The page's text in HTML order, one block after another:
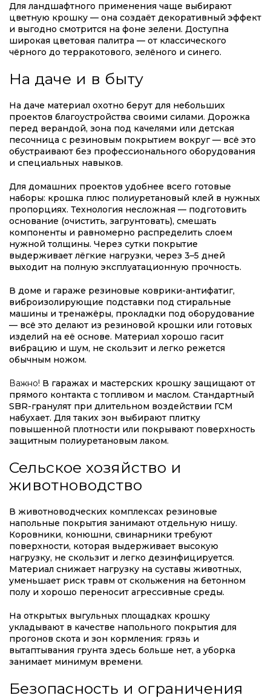
Для ландшафтного применения чаще выбирают
цветную крошку — она создаёт декоративный эффект
и выгодно смотрится на фоне зелени. Доступна
широкая цветовая палитра — от классического
чёрного до терракотового, зелёного и синего.
На даче и в быту
На даче материал охотно берут для небольших
проектов благоустройства своими силами. Дорожка
перед верандой, зона под качелями или детская
песочница с резиновым покрытием вокруг — всё это
обустраивают без профессионального оборудования
и специальных навыков.
Для домашних проектов удобнее всего готовые
наборы: крошка плюс полиуретановый клей в нужных
пропорциях. Технология несложная — подготовить
основание (очистить, загрунтовать), смешать
компоненты и равномерно распределить слоем
нужной толщины. Через сутки покрытие
выдерживает лёгкие нагрузки, через 3–5 дней
выходит на полную эксплуатационную прочность.
В доме и гараже резиновые коврики-антифатиг,
виброизолирующие подставки под стиральные
машины и тренажёры, прокладки под оборудование
— всё это делают из резиновой крошки или готовых
изделий на её основе. Материал хорошо гасит
вибрацию и шум, не скользит и легко режется
обычным ножом.
Важно! В гаражах и мастерских крошку защищают от
прямого контакта с топливом и маслом. Стандартный
SBR-гранулят при длительном воздействии ГСМ
набухает. Для таких зон выбирают плитку
повышенной плотности или покрывают поверхность
защитным полиуретановым лаком.
Сельское хозяйство и
животноводство
В животноводческих комплексах резиновые
напольные покрытия занимают отдельную нишу.
Коровники, конюшни, свинарники требуют
поверхности, которая выдерживает высокую
нагрузку, не скользит и легко дезинфицируется.
Материал снижает нагрузку на суставы животных,
уменьшает риск травм от скольжения на бетонном
полу и хорошо переносит агрессивные среды.
На открытых выгульных площадках крошку
укладывают в качестве напольного покрытия для
прогонов скота и зон кормления: грязь и
вытаптывания грунта здесь больше нет, а уборка
занимает минимум времени.
Безопасность и ограничения